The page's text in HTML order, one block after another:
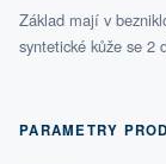
Základ mají v
syntetické kůže se 2
PARAMETRY